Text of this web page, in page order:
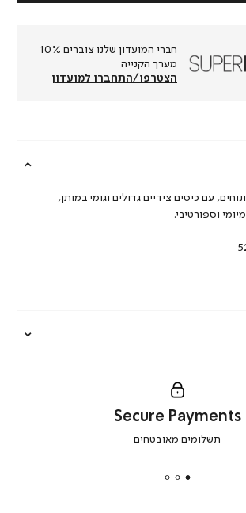
חברי המועדון שלנו צוברים 10%
מערך הקנייה
הצטרפו/התחברו למועדון
עם כיסים צידיים גדולים וגומי במותן,
וספורטיבי.
secure
Secure Payments
תשלומים מאובטחים